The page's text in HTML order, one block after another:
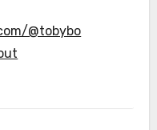
@tobybo